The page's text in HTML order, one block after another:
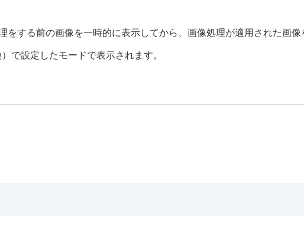
タイマー）
をする前の画像を一時的に表示してから、画像処理が適用された画
で設定したモードで表示されます。